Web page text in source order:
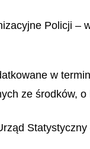
Policji –
w
ze środków,